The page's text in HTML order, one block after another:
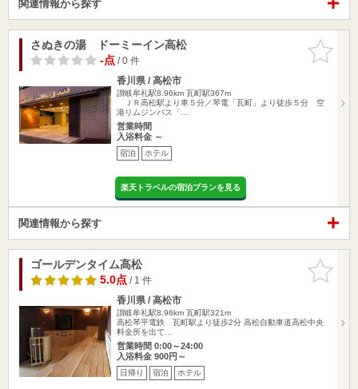
関連情報から探す
お気に入
りに追加
さぬきの湯 ドーミーイン高松
-点/ 0 件
香川県 / 高松市
讃岐牟礼駅8.96km 瓦町駅367m
ＪＲ高松駅より車５分／琴電「瓦町」より徒歩５分 空
港リムジンバス「…
営業時間
入浴料金 ～
宿泊 ホテル
楽天トラベルの宿泊プランを見る
関連情報から探す
お気に入
りに追加
ゴールデンタイム高松
5.0点/ 1 件
香川県 / 高松市
讃岐牟礼駅8.96km 瓦町駅321m
高松琴平電鉄 瓦町駅より徒歩2分 高松自動車道高松中央
料金所を出て…
営業時間 0:00～24:00
入浴料金 900円～
日帰り 宿泊 ホテル